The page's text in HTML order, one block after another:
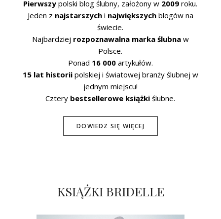
Pierwszy polski blog ślubny, założony w 2009 roku.
Jeden z najstarszychi największychblogów na
świecie.
Najbardziej rozpoznawalna marka ślubnaw
Polsce.
Ponad 16 000artykułów.
15 lat historiipolskiej i światowej branży ślubnej w
jednym miejscu!
Cztery bestsellerowe książki ślubne.
DOWIEDZ SIĘ WIĘCEJ
KSIĄŻKI BRIDELLE